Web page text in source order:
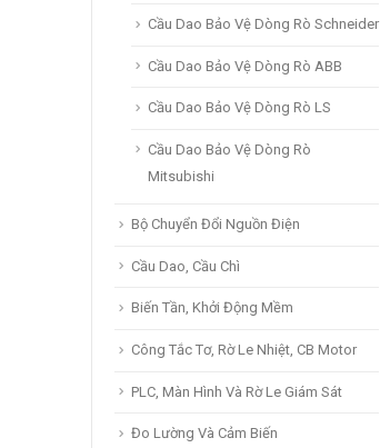
Cầu Dao Bảo Vệ Dòng Rò Schneider
Cầu Dao Bảo Vệ Dòng Rò ABB
Cầu Dao Bảo Vệ Dòng Rò LS
Cầu Dao Bảo Vệ Dòng Rò
Mitsubishi
Bộ Chuyển Đổi Nguồn Điện
Cầu Dao, Cầu Chì
Biến Tần, Khởi Động Mềm
Công Tắc Tơ, Rờ Le Nhiệt, CB Motor
PLC, Màn Hình Và Rờ Le Giám Sát
Đo Lường Và Cảm Biến